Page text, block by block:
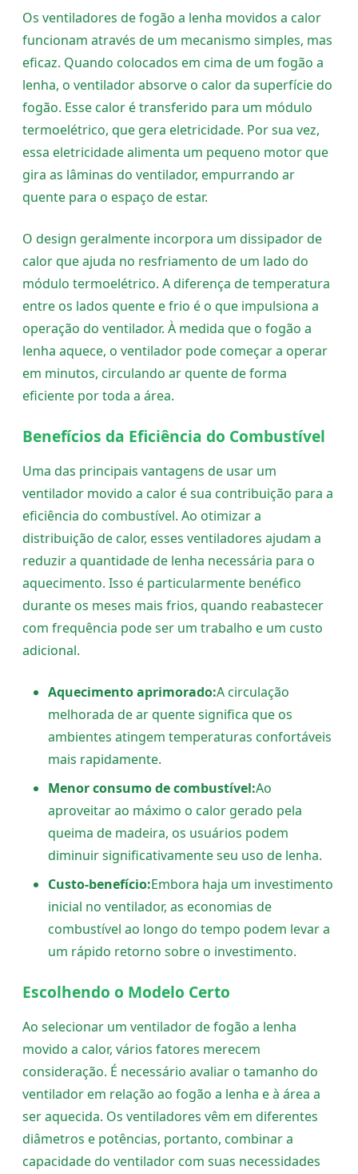
Os ventiladores de fogão a lenha movidos a calor
funcionam através de um mecanismo simples, mas
eficaz. Quando colocados em cima de um fogão a
lenha, o ventilador absorve o calor da superfície do
fogão. Esse calor é transferido para um módulo
termoelétrico, que gera eletricidade. Por sua vez,
essa eletricidade alimenta um pequeno motor que
gira as lâminas do ventilador, empurrando ar
quente para o espaço de estar.
O design geralmente incorpora um dissipador de
calor que ajuda no resfriamento de um lado do
módulo termoelétrico. A diferença de temperatura
entre os lados quente e frio é o que impulsiona a
operação do ventilador. À medida que o fogão a
lenha aquece, o ventilador pode começar a operar
em minutos, circulando ar quente de forma
eficiente por toda a área.
Benefícios da Eficiência do Combustível
Uma das principais vantagens de usar um
ventilador movido a calor é sua contribuição para a
eficiência do combustível. Ao otimizar a
distribuição de calor, esses ventiladores ajudam a
reduzir a quantidade de lenha necessária para o
aquecimento. Isso é particularmente benéfico
durante os meses mais frios, quando reabastecer
com frequência pode ser um trabalho e um custo
adicional.
Aquecimento aprimorado:A circulação
melhorada de ar quente significa que os
ambientes atingem temperaturas confortáveis
mais rapidamente.
Menor consumo de combustível:Ao
aproveitar ao máximo o calor gerado pela
queima de madeira, os usuários podem
diminuir significativamente seu uso de lenha.
Custo-benefício:Embora haja um investimento
inicial no ventilador, as economias de
combustível ao longo do tempo podem levar a
um rápido retorno sobre o investimento.
Escolhendo o Modelo Certo
Ao selecionar um ventilador de fogão a lenha
movido a calor, vários fatores merecem
consideração. É necessário avaliar o tamanho do
ventilador em relação ao fogão a lenha e à área a
ser aquecida. Os ventiladores vêm em diferentes
diâmetros e potências, portanto, combinar a
capacidade do ventilador com suas necessidades